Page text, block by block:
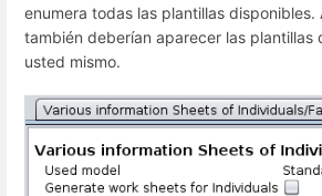
enumera todas las plantillas disponibles.
también deberían aparecer las plantillas
usted mismo.